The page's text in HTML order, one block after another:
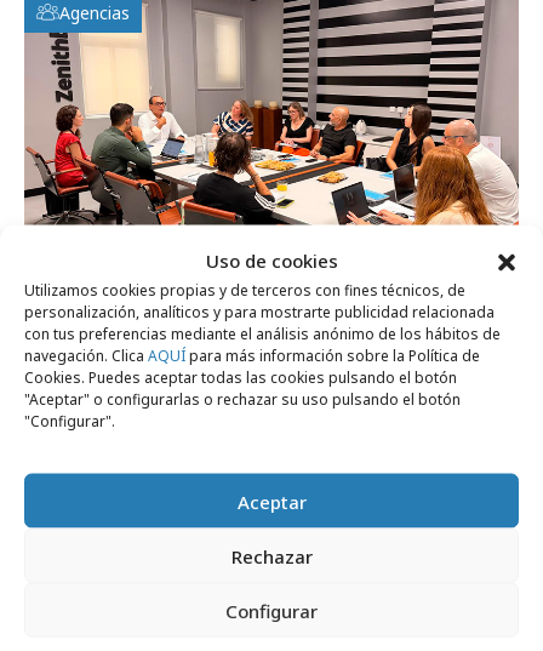
Uso de cookies
Utilizamos cookies propias y de terceros con fines técnicos, de
personalización, analíticos y para mostrarte publicidad relacionada
con tus preferencias mediante el análisis anónimo de los hábitos de
navegación. Clica AQUÍpara más información sobre la Política de
Cookies. Puedes aceptar todas las cookies pulsando el botón
"Aceptar" o configurarlas o rechazar su uso pulsando el botón
"Configurar".
Aceptar
Rechazar
Configurar
Agencias
viernes, 24 de julio 2026
El futuro del crecimiento y la eficacia del
marketing